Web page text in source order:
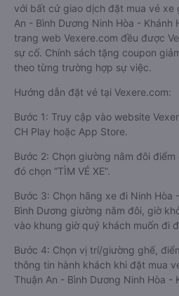
với bất cứ giao dịch đặt mua vé xe
An - Bình Dương Ninh Hòa - Khánh
trang web Vexere.com đều được
sự cố. Chính sách tặng coupon
theo từng trường hợp sự việc.
Hướng dẫn đặt vé tại Vexere.com:
Bước 1: Truy cập vào website
CH Play hoặc App Store.
Bước 2: Chọn giường nằm đôi
đó chọn “TÌM VÉ XE”.
Bước 3: Chọn hãng xe đi Ninh Hòa
Bình Dương giường nằm đôi, giờ
vào khung giờ quý khách muốn đi
Bước 4: Chọn vị trí/giường ghế,
thông tin hành khách khi đặt mua
Thuận An - Bình Dương Ninh Hòa -